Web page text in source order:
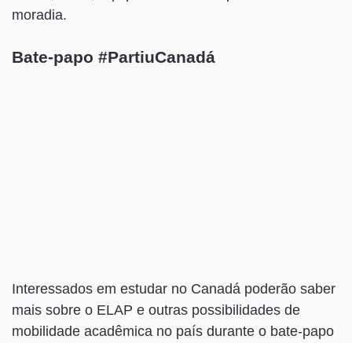
moradia.
Bate-papo #PartiuCanadá
Interessados em estudar no Canadá poderão saber
mais sobre o ELAP e outras possibilidades de
mobilidade acadêmica no país durante o bate-papo